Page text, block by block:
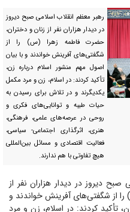
رهبر معظم انقلاب اسلامی صبح دیروز
در دیدار هزاران نفر از زنان و دختران،
حضرت فاطمه زهرا (س) را از
شگفتی‌های آفرینش خواندند و با بیان
اصول مهم منشور اسلام درباره زن،
تأکید کردند: در اسلام، زن و مرد مکمل
یکدیگرند و در تلاش برای رسیدن به
حیات طیبه و توانایی‌های فکری و
روحی در عرصه‌های علمی، فرهنگی،
هنری، اثرگذاری اجتماعی- سیاسی،
فعالیت اقتصادی و مسائل بین‌المللی
هیچ تفاوتی با هم ندارند.
صبح دیروز در دیدار هزاران نفر از
از شگفتی‌های آفرینش خواندند و
تأکید کردند: در اسلام، زن و مرد